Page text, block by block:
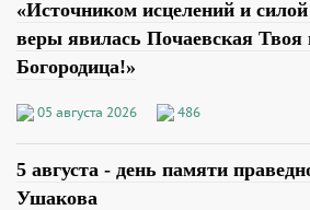
«Источником исцелений и
веры явилась Почаевская Твоя
Богородица!»
05 августа 2026 486
5 августа - день памяти
Ушакова